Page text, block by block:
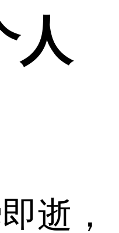
人
逝，